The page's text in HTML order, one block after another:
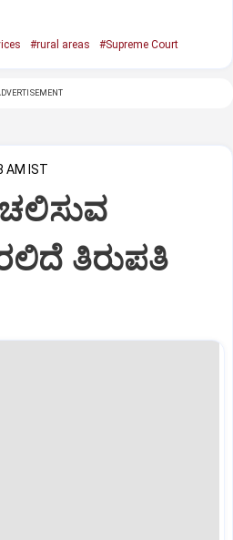
#rural areas #Supreme Court
AM IST
ಚಲಿಸುವ
ತಿರುಪತಿ